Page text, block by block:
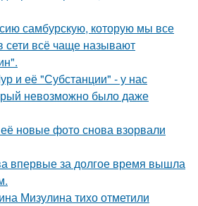
самбурскую, которую мы все
сети всё чаще называют
и её "Субстанции" - у нас
невозможно было даже
новые фото снова взорвали
впервые за долгое время вышла
Мизулина тихо отметили